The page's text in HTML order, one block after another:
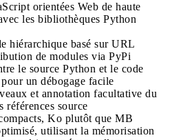
orientées Web de haute
les bibliothèques Python
hiérarchique basé sur URL
de modules via PyPi
le source Python et le code
un débogage facile
et annotation facultative du
références source
Ko plutôt que MB
utilisant la mémorisation